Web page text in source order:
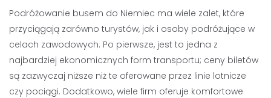
Podróżowanie busem do Niemiec ma wiele zalet, które
przyciągają zarówno turystów, jak i osoby podróżujące w
celach zawodowych. Po pierwsze, jest to jedna z
najbardziej ekonomicznych form transportu; ceny biletów
są zazwyczaj niższe niż te oferowane przez linie lotnicze
czy pociągi. Dodatkowo, wiele firm oferuje komfortowe